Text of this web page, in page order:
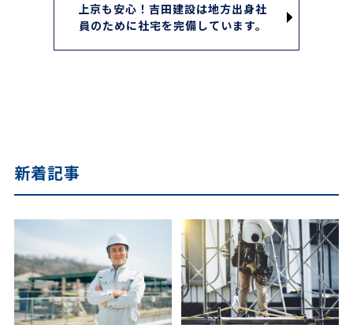
上京も安心！吉田建設は地方出身社
員のために社宅を完備しています。
新着記事